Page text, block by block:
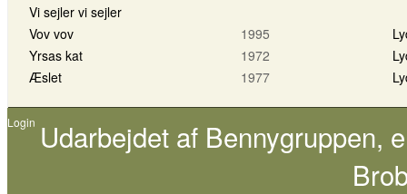
Vi sejler vi sejler
Vov vov
1995
Yrsas kat
1972
Æslet
1977
Login Udarbejdet af Bennygruppen,